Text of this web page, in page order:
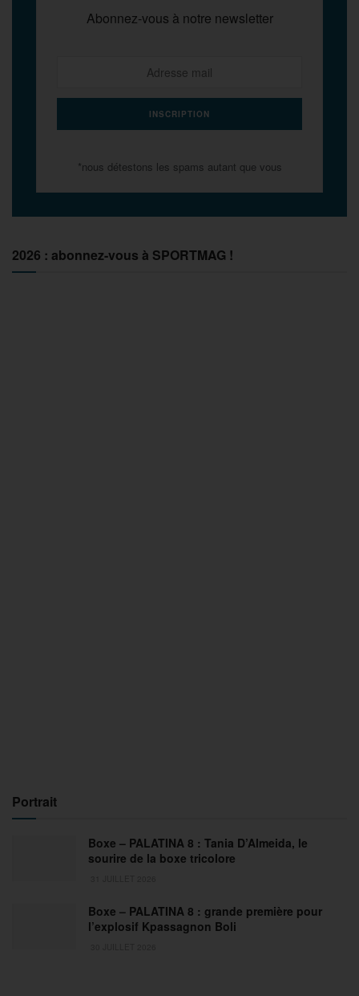
Abonnez-vous à notre newsletter
*nous détestons les spams autant que vous
2026 : abonnez-vous à SPORTMAG !
Portrait
Boxe – PALATINA 8 : Tania D’Almeida, le
sourire de la boxe tricolore
Boxe – PALATINA 8 : grande première pour
l’explosif Kpassagnon Boli